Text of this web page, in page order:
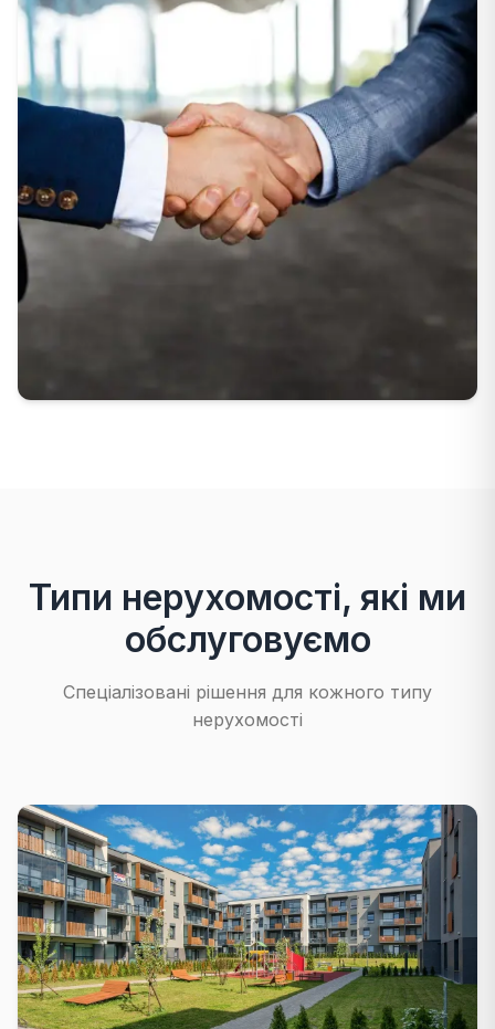
Типи нерухомості, які ми
обслуговуємо
Спеціалізовані рішення для кожного типу
нерухомості